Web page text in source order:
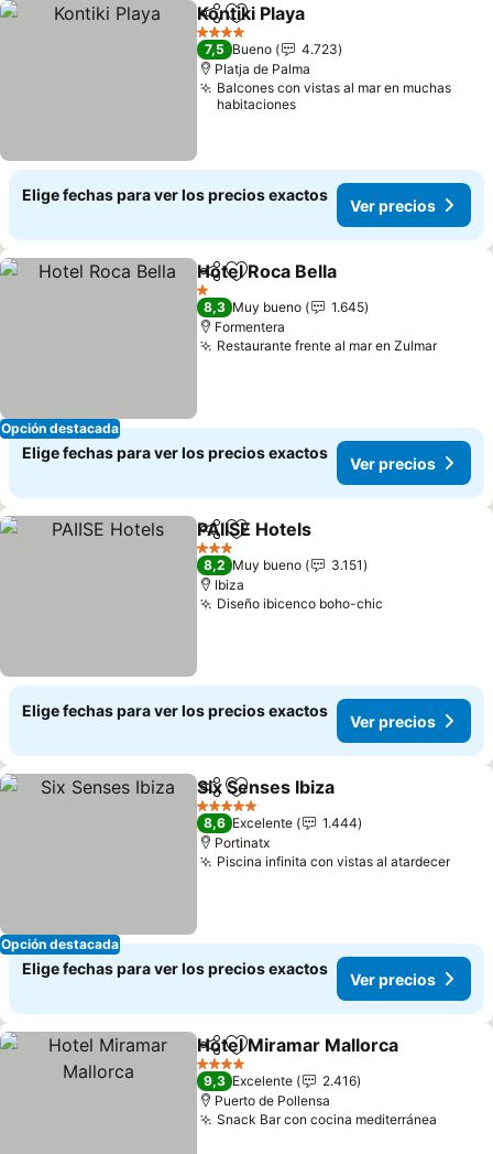
CompartirAgregar a favoritos
Kontiki Playa
4 Estrellas
7,5 Bueno
4.723
Platja de Palma
Balcones con vistas al mar en muchas
habitaciones
Elige fechas para ver los precios exactos
Ver precios
Opción destacada
CompartirAgregar a favoritos
Hotel Roca Bella
1 Estrellas
8,3 Muy bueno
1.645
Formentera
Restaurante frente al mar en Zulmar
Elige fechas para ver los precios exactos
Ver precios
CompartirAgregar a favoritos
PAIISE Hotels
3 Estrellas
8,2 Muy bueno
3.151
Ibiza
Diseño ibicenco boho-chic
Elige fechas para ver los precios exactos
Ver precios
Opción destacada
CompartirAgregar a favoritos
Six Senses Ibiza
5 Estrellas
8,6 Excelente
1.444
Portinatx
Piscina infinita con vistas al atardecer
Elige fechas para ver los precios exactos
Ver precios
CompartirAgregar a favoritos
Hotel Miramar Mallorca
4 Estrellas
9,3 Excelente
2.416
Puerto de Pollensa
Snack Bar con cocina mediterránea